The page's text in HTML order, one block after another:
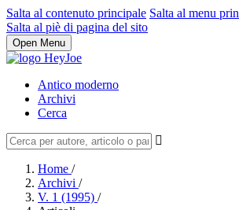
Salta al contenuto principale Salta al menu
Salta al piè di pagina del sito
Open Menu
Antico moderno
Archivi
Cerca
Home /
Archivi /
V. 1 (1995) /